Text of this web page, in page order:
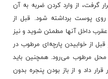
گرفت، از وارد كردن ضربه به آن
روی پوست برداشته شود. قبل از
داخل آنها مطمئن شوید و نیز
از خوابیدن پارچه‌ای مرطوب در
محل مرطوب می‌رود. همچنین باید
داد و از باز بودن پنجره بدون